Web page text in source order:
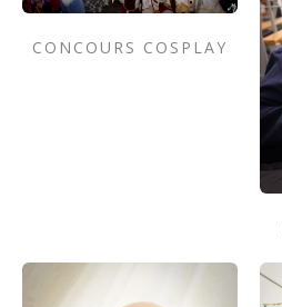
CONCOURS COSPLAY